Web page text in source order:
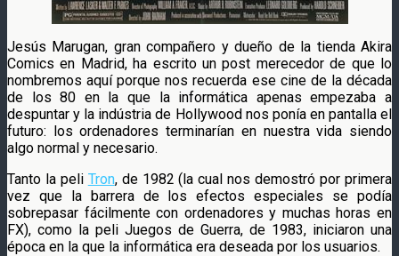
Jesús Marugan, gran compañero y dueño de la tienda Akira
Comics en Madrid, ha escrito un post merecedor de que lo
nombremos aquí porque nos recuerda ese cine de la década
de los 80 en la que la informática apenas empezaba a
despuntar y la indústria de Hollywood nos ponía en pantalla el
futuro: los ordenadores terminarían en nuestra vida siendo
algo normal y necesario.
Tanto la peli Tron, de 1982 (la cual nos demostró por primera
vez que la barrera de los efectos especiales se podía
sobrepasar fácilmente con ordenadores y muchas horas en
FX), como la peli Juegos de Guerra, de 1983, iniciaron una
época en la que la informática era deseada por los usuarios.